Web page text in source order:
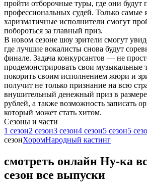
пройти отборочные туры, где они будут
профессиональных судей. Только самые
харизматичные исполнители смогут
побороться за главный приз.
В новом сезоне шоу зрители смогут
где лучшие вокалисты снова будут
финале. Задача конкурсантов — не
продемонстрировать свои музыкальные
покорить своим исполнением жюри и
получит не только признание на всю
внушительный денежный приз в
рублей, а также возможность записать
который может стать хитом.
Cезоны и части
1 сезон2 сезон3 сезон4 сезон5 сезон5
сезонХоромНародный кастинг
смотреть онлайн Ну-ка
сезон все выпуски